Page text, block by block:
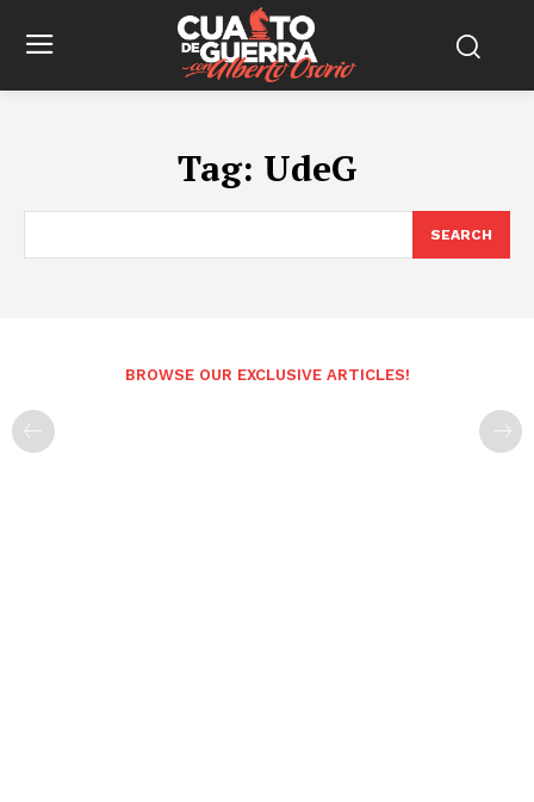
Tag: UdeG
SEARCH
BROWSE OUR EXCLUSIVE ARTICLES!